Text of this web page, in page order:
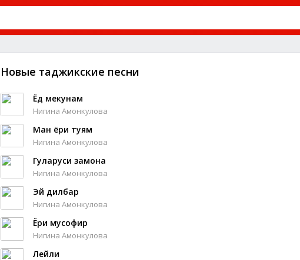
Новые таджикские песни
Ёд мекунам
Нигина Амонкулова
Ман ёри туям
Нигина Амонкулова
Гуларуси замона
Нигина Амонкулова
Эй дилбар
Нигина Амонкулова
Ёри мусофир
Нигина Амонкулова
Лейли